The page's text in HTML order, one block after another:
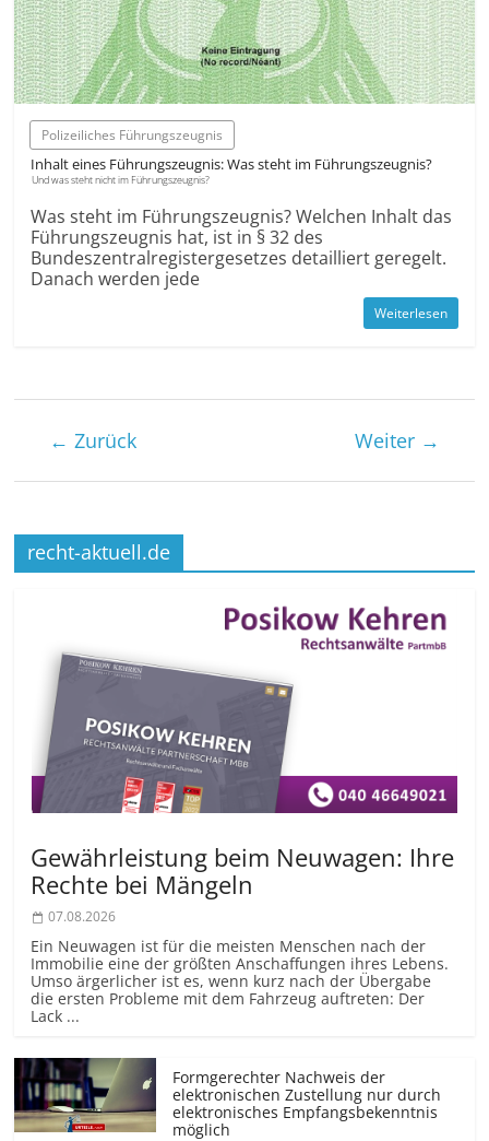
Polizeiliches Führungszeugnis
Inhalt eines Führungszeugnis: Was steht im Führungszeugnis?
Und was steht nicht im Führungszeugnis?
Was steht im Führungszeugnis? Welchen Inhalt das
Führungszeugnis hat, ist in § 32 des
Bundeszentralregistergesetzes detailliert geregelt.
Danach werden jede
Weiterlesen
← Zurück Weiter →
recht-aktuell.de
Gewährleistung beim Neuwagen: Ihre
Rechte bei Mängeln
07.08.2026
Ein Neuwagen ist für die meisten Menschen nach der
Immobilie eine der größten Anschaffungen ihres Lebens.
Umso ärgerlicher ist es, wenn kurz nach der Übergabe
die ersten Probleme mit dem Fahrzeug auftreten: Der
Lack ...
Formgerechter Nachweis der
elektronischen Zustellung nur durch
elektronisches Empfangsbekenntnis
möglich